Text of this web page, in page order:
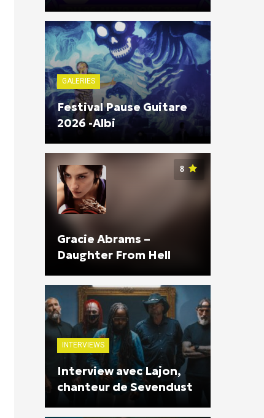
GALERIES
Festival Pause Guitare
2026 -Albi
8
Gracie Abrams –
Daughter From Hell
INTERVIEWS
Interview avec Lajon,
chanteur de Sevendust